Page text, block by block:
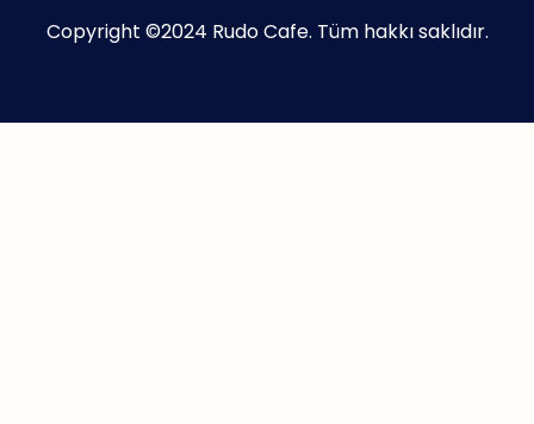
Copyright ©2024 Rudo Cafe. Tüm hakkı saklıdır.